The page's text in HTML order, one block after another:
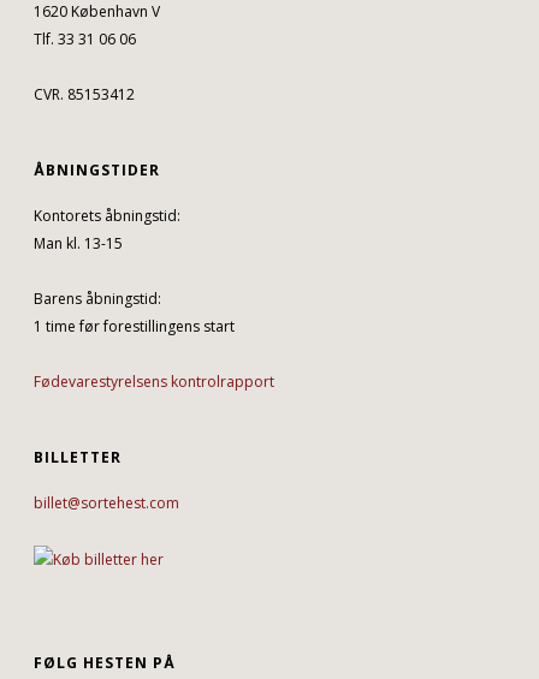
1620 København V
Tlf. 33 31 06 06
CVR. 85153412
ÅBNINGSTIDER
Kontorets åbningstid:
Man kl. 13-15
Barens åbningstid:
1 time før forestillingens start
Fødevarestyrelsens kontrolrapport
BILLETTER
billet@sortehest.com
FØLG HESTEN PÅ